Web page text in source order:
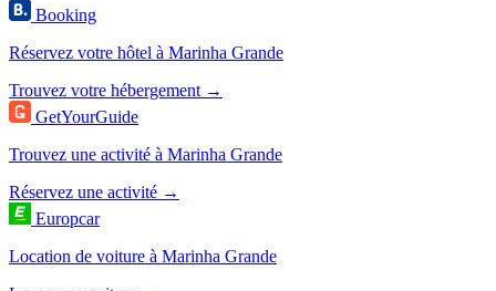
Booking
Réservez votre hôtel à Marinha Grande
Trouvez votre hébergement →
GetYourGuide
Trouvez une activité à Marinha Grande
Réservez une activité →
Europcar
Location de voiture à Marinha Grande